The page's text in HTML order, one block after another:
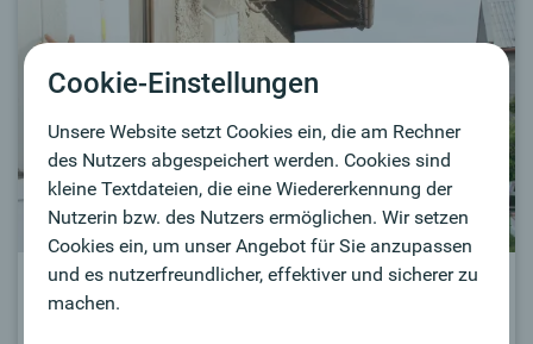
Sanierung
Cookie-Einstellungen
Unsere Website setzt Cookies ein, die am Rechner
des Nutzers abgespeichert werden. Cookies sind
kleine Textdateien, die eine Wiedererkennung der
Nutzerin bzw. des Nutzers ermöglichen. Wir setzen
Cookies ein, um unser Angebot für Sie anzupassen
und es nutzerfreundlicher, effektiver und sicherer zu
machen.